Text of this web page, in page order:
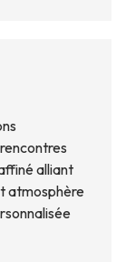
alliant
atmosphère